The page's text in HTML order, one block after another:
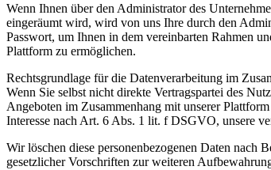
Wenn Ihnen über den Administrator des
eingeräumt wird, wird von uns Ihre durch den
Passwort, um Ihnen in dem vereinbarten Rahmen
Plattform zu ermöglichen.
Rechtsgrundlage für die Datenverarbeitung im
Wenn Sie selbst nicht direkte Vertragspartei des
Angeboten im Zusammenhang mit unserer
Interesse nach Art. 6 Abs. 1 lit. f DSGVO, unsere
Wir löschen diese personenbezogenen Daten nach
gesetzlicher Vorschriften zur weiteren